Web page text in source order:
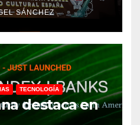
SÁNCHEZ
TECNOLOGÍA
destaca en